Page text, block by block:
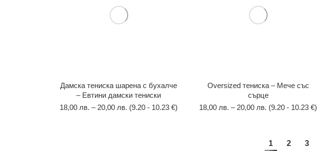
Дамска тениска шарена с бухалче
– Евтини дамски тениски
18,00 лв. – 20,00 лв. (9.20 - 10.23 €)
Оversized тениска – Мече със
сърце
18,00 лв. – 20,00 лв. (9.20 - 10.23 €)
1 2 3